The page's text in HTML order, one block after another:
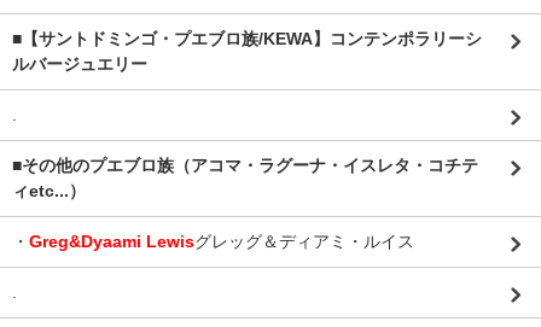
■【サントドミンゴ・プエブロ族/KEWA】コンテンポラリーシ
ルバージュエリー
.
■その他のプエブロ族（アコマ・ラグーナ・イスレタ・コチテ
ィetc...）
・ Greg&Dyaami Lewisグレッグ＆ディアミ・ルイス
.